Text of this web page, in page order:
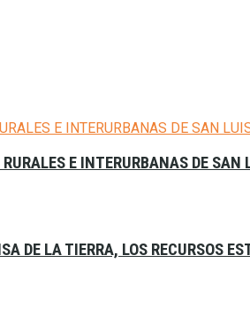
E INTERURBANAS DE SAN
DE LA TIERRA, LOS RECURSOS